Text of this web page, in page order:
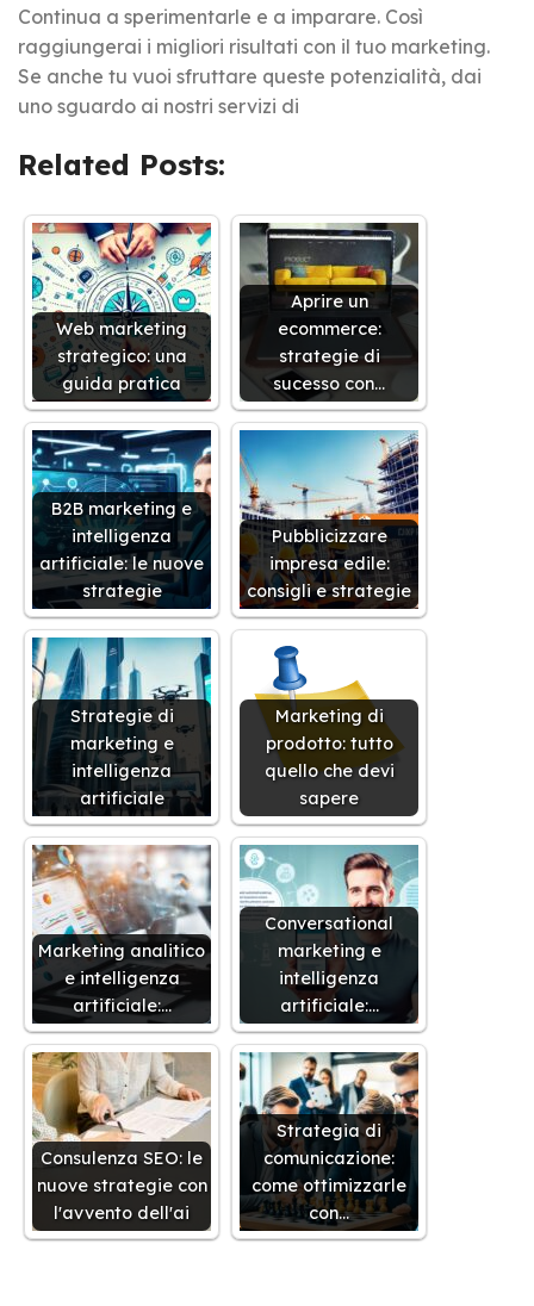
Continua a sperimentarle e a imparare. Così
raggiungerai i migliori risultati con il tuo marketing.
Se anche tu vuoi sfruttare queste potenzialità, dai
uno sguardo ai nostri servizi di
Related Posts:
Web marketing
strategico: una
guida pratica
Aprire un
ecommerce:
strategie di
sucesso con…
B2B marketing e
intelligenza
artificiale: le nuove
strategie
Pubblicizzare
impresa edile:
consigli e strategie
Strategie di
marketing e
intelligenza
artificiale
Marketing di
prodotto: tutto
quello che devi
sapere
Marketing analitico
e intelligenza
artificiale:…
Conversational
marketing e
intelligenza
artificiale:…
Consulenza SEO: le
nuove strategie con
l'avvento dell'ai
Strategia di
comunicazione:
come ottimizzarle
con…